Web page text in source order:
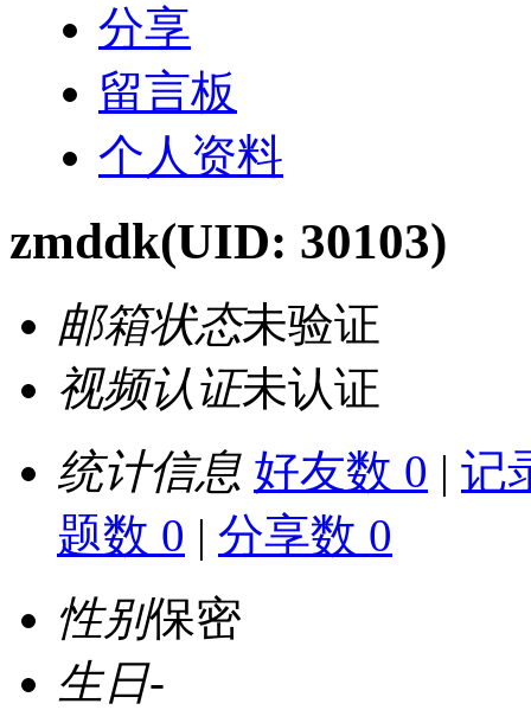
分享
留言板
个人资料
zmddk(UID: 30103)
邮箱状态未验证
视频认证未认证
统计信息 好友数 0 | 记
题数 0 | 分享数 0
性别保密
生日-